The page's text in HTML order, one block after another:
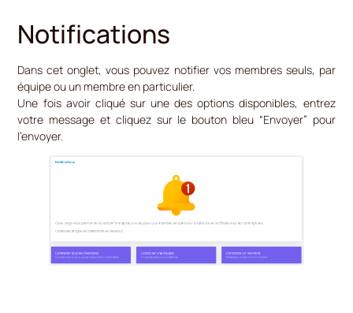
Notifications
Dans cet onglet, vous pouvez notifier vos membres seuls, par
équipe ou un membre en particulier.
Une fois avoir cliqué sur une des options disponibles, entrez
votre message et cliquez sur le bouton bleu “Envoyer” pour
l’envoyer.